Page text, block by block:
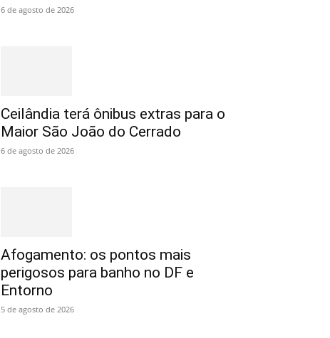
6 de agosto de 2026
Ceilândia terá ônibus extras para o
Maior São João do Cerrado
6 de agosto de 2026
Afogamento: os pontos mais
perigosos para banho no DF e
Entorno
5 de agosto de 2026